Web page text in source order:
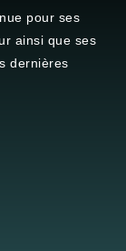
ainsi que ses
dernières